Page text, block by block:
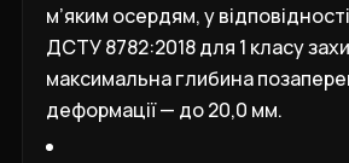
м’яким осердям, у
ДСТУ 8782:2018 для 1 класу
максимальна глибина
деформації — до 20,0 мм.